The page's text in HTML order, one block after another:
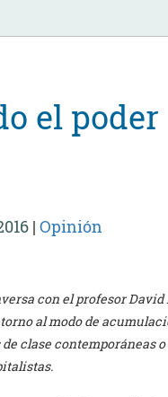
el poder
| Opinión
con el profesor
al modo de
clase contemporáneas